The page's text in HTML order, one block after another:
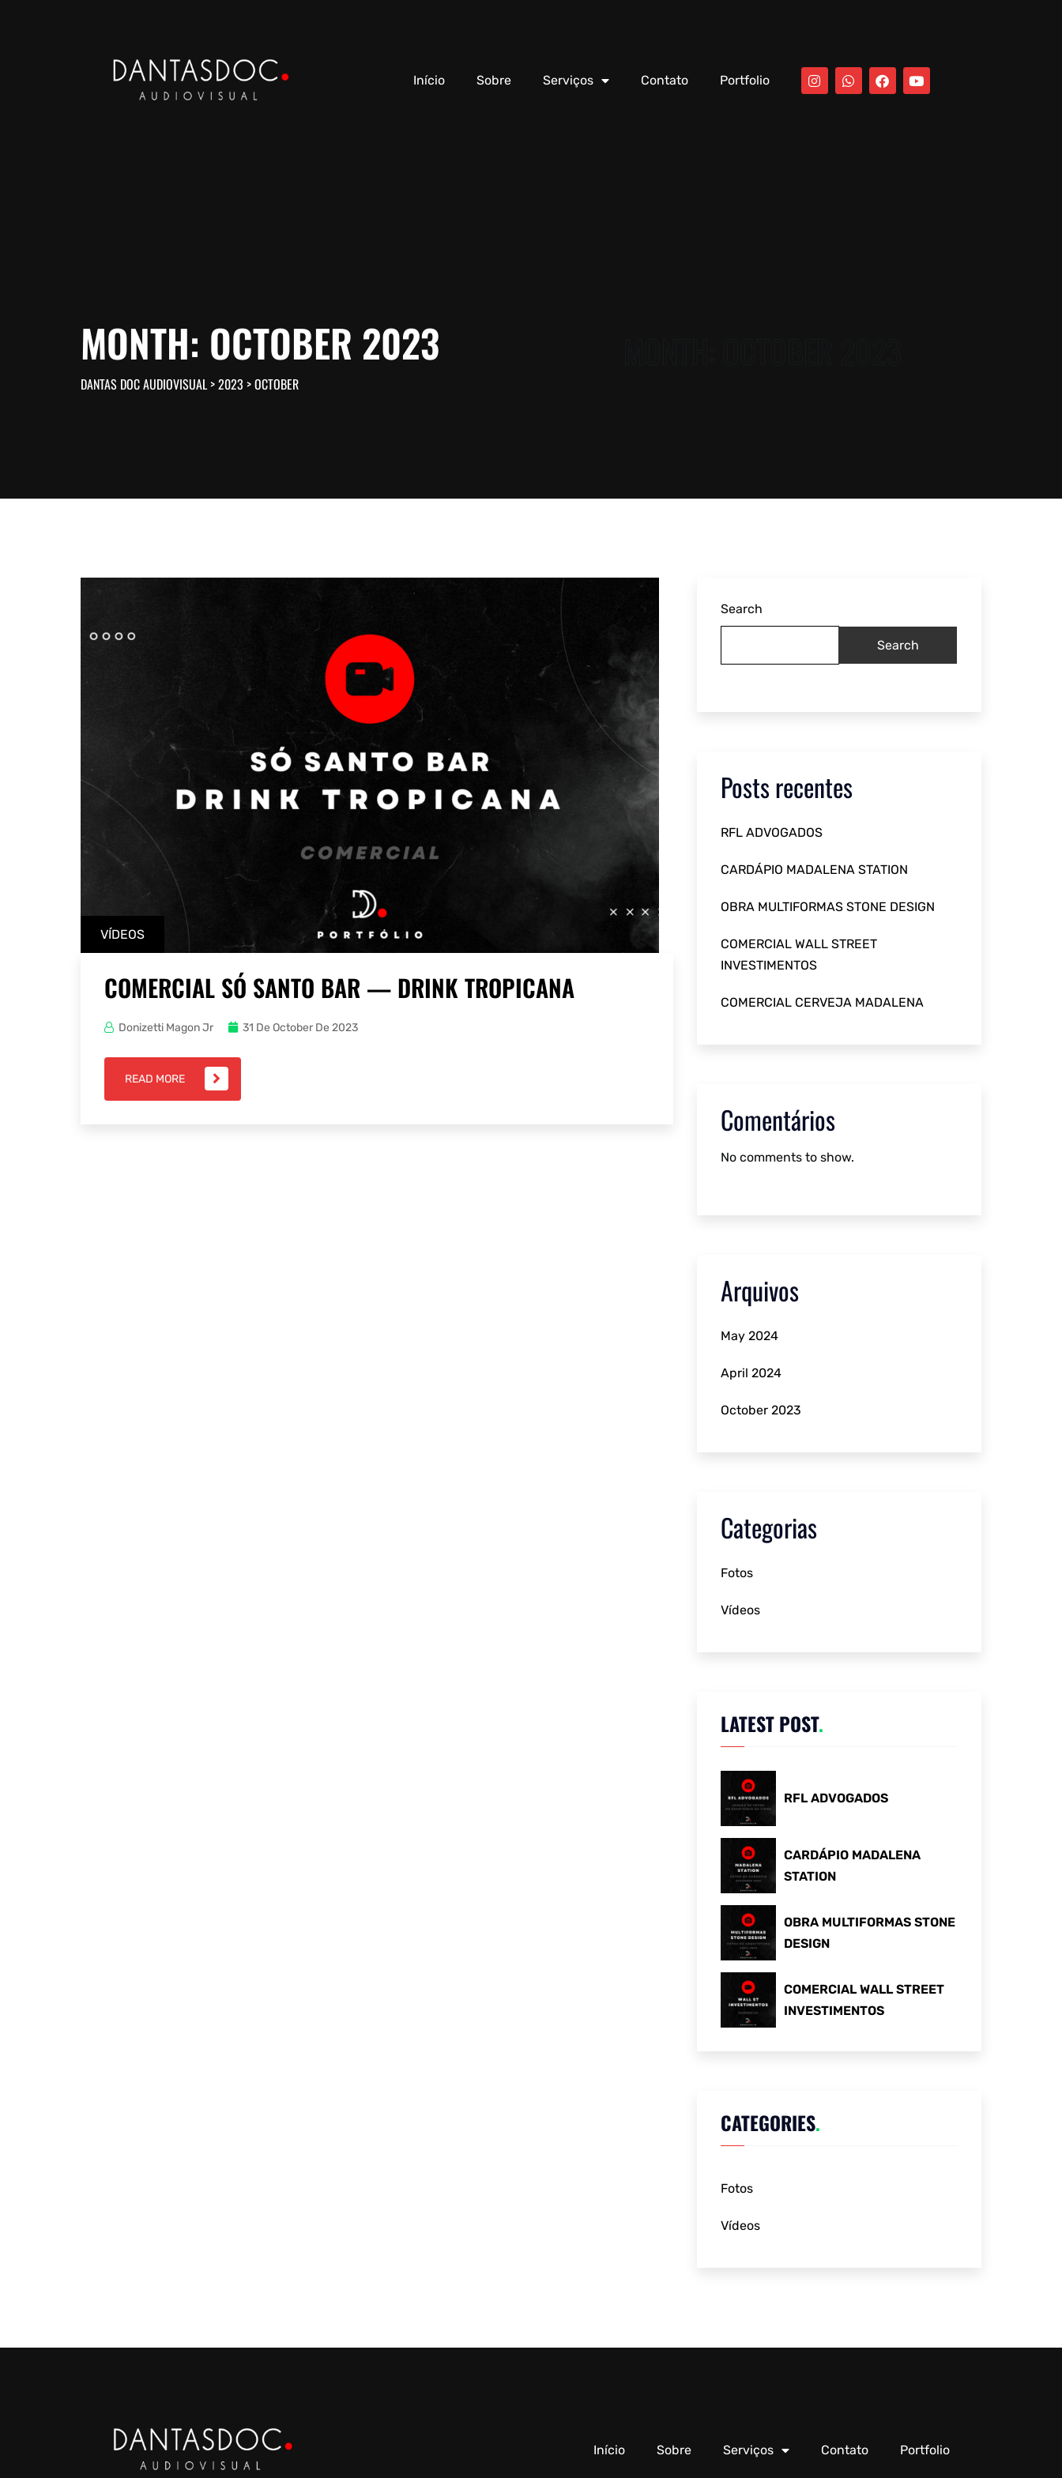
Início Sobre Serviços Contato Portfolio
MONTH: OCTOBER 2023
DANTAS DOC AUDIOVISUAL>2023 >OCTOBER
VÍDEOS
COMERCIAL SÓ SANTO BAR — DRINK TROPICANA
Donizetti Magon Jr 31 De October De 2023
READ MORE
Search
Search
Posts recentes
RFL ADVOGADOS
CARDÁPIO MADALENA STATION
OBRA MULTIFORMAS STONE DESIGN
COMERCIAL WALL STREET
INVESTIMENTOS
COMERCIAL CERVEJA MADALENA
Comentários
No comments to show.
Arquivos
May 2024
April 2024
October 2023
Categorias
Fotos
Vídeos
LATEST POST.
RFL ADVOGADOS
CARDÁPIO MADALENA
STATION
OBRA MULTIFORMAS STONE
DESIGN
COMERCIAL WALL STREET
INVESTIMENTOS
CATEGORIES.
Fotos
Vídeos
Início Sobre Serviços Contato Portfolio